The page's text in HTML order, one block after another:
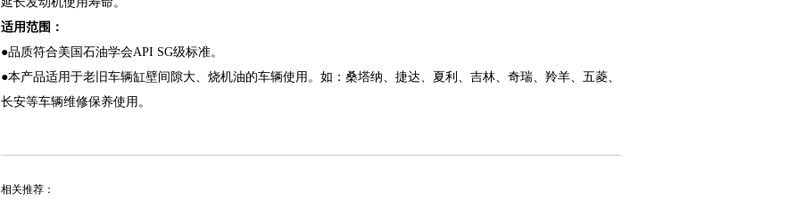
适用范围：
●品质符合美国石油学会API SG级标准。
●本产品适用于老旧车辆缸壁间隙大、烧机油的车辆使用。如：桑塔纳、捷达、夏利、吉林、奇瑞、羚羊、五菱、
长安等车辆维修保养使用。
相关推荐：